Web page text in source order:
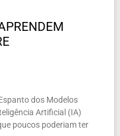
dos Modelos
Artificial (IA)
poucos poderiam ter